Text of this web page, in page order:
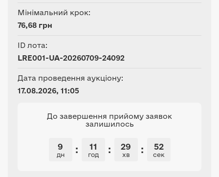
Мінімальний крок:
76,68 грн
ID лота:
LRE001-UA-20260709-24092
Дата проведення аукціону:
17.08.2026, 11:05
До завершення прийому заявок
залишилось
9
дн : 11
год : 29
хв : 51
сек